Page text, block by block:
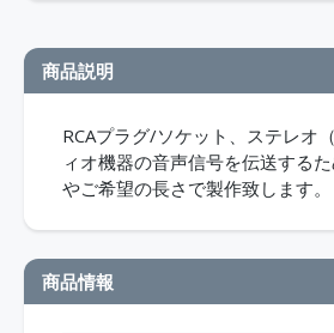
商品説明
RCAプラグ/ソケット、ステレ
ィオ機器の音声信号を伝送する
やご希望の長さで製作致します。
商品情報